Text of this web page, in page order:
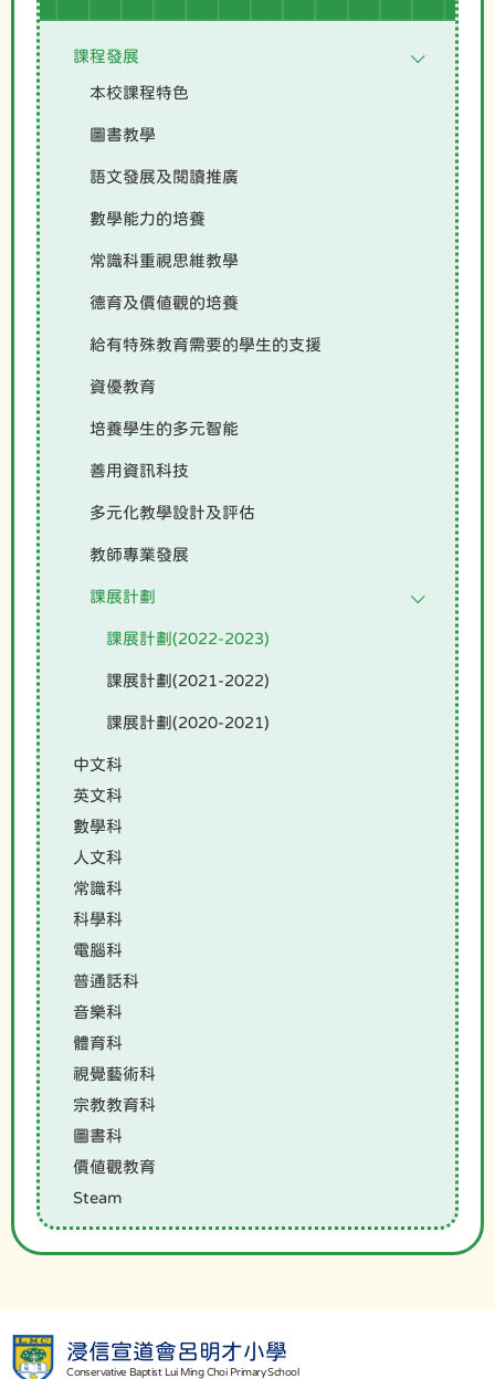
課程發展
本校課程特色
圖書教學
語文發展及閱讀推廣
數學能力的培養
常識科重視思維教學
德育及價值觀的培養
給有特殊教育需要的學生的支援
資優教育
培養學生的多元智能
善用資訊科技
多元化教學設計及評估
教師專業發展
課展計劃
課展計劃(2022-2023)
課展計劃(2021-2022)
課展計劃(2020-2021)
中文科
英文科
數學科
人文科
常識科
科學科
電腦科
普通話科
音樂科
體育科
視覺藝術科
宗教教育科
圖書科
價值觀教育
Steam
浸信宣道會呂明才小學
Conservative Baptist Lui Ming Choi Primary School